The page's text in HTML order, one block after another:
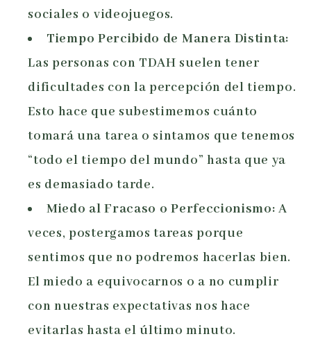
sociales o videojuegos.
Tiempo Percibido de Manera Distinta:
Las personas con TDAH suelen tener
dificultades con la percepción del tiempo.
Esto hace que subestimemos cuánto
tomará una tarea o sintamos que tenemos
“todo el tiempo del mundo” hasta que ya
es demasiado tarde.
Miedo al Fracaso o Perfeccionismo: A
veces, postergamos tareas porque
sentimos que no podremos hacerlas bien.
El miedo a equivocarnos o a no cumplir
con nuestras expectativas nos hace
evitarlas hasta el último minuto.